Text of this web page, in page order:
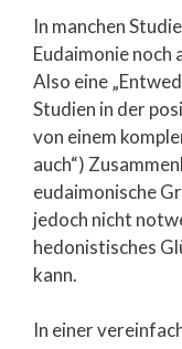
In manchen
Eudaimonie
Also eine
Studien in der
von einem
auch“)
eudaimonische
jedoch nicht
hedonistisches
kann.
In einer